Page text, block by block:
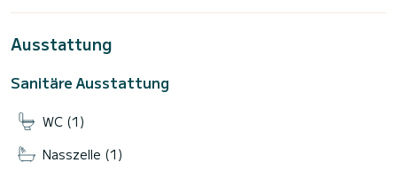
Ausstattung
Sanitäre Ausstattung
WC (1)
Nasszelle (1)